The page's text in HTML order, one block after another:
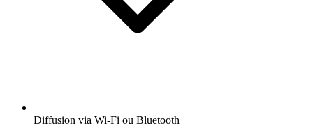
Diffusion via Wi-Fi ou Bluetooth